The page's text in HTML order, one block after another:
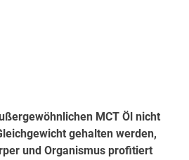
MCT Öl nicht
gehalten werden,
und Organismus profitiert